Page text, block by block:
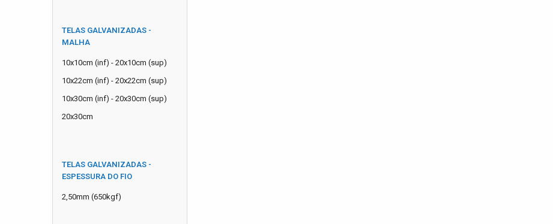
TELAS GALVANIZADAS -
MALHA
10x10cm (inf) - 20x10cm (sup)
10x22cm (inf) - 20x22cm (sup)
10x30cm (inf) - 20x30cm (sup)
20x30cm
TELAS GALVANIZADAS -
ESPESSURA DO FIO
2,50mm (650kgf)